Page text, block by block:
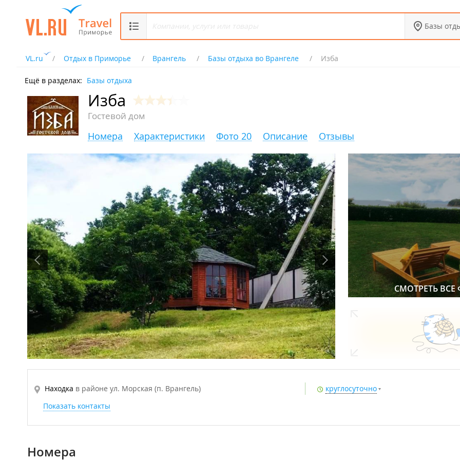
Базы
VL.ru Отдых в Приморье Врангель Базы отдыха во Врангеле Изба
Ещё в разделах: Базы отдыха
Изба
Гостевой дом
Номера Характеристики Фото 20 Описание Отзывы
СМОТРЕТЬ ВСЕ
Находка в районе ул. Морская (п. Врангель)
круглосуточно
Показать контакты
Номера